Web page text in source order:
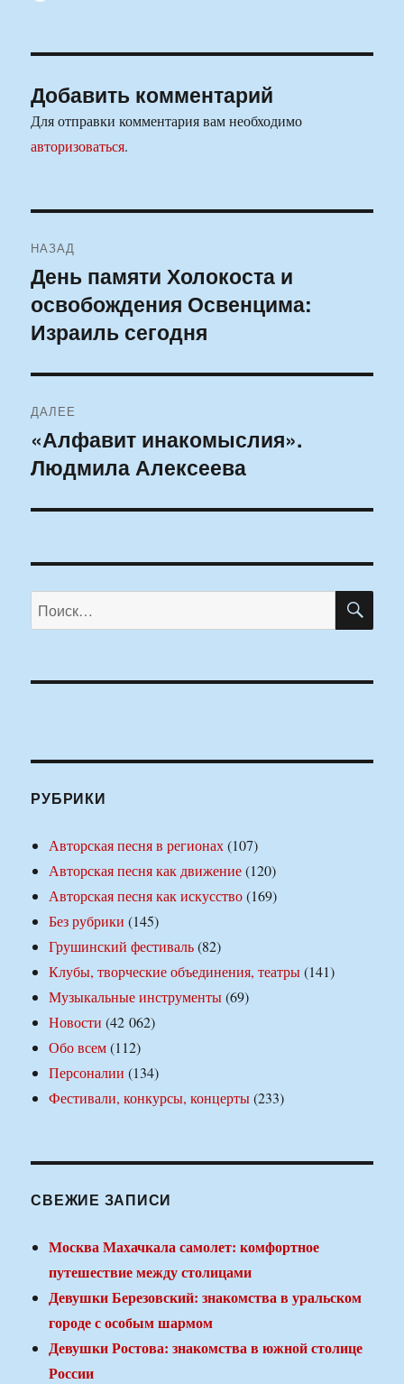
Добавить комментарий
Для отправки комментария вам необходимо
авторизоваться.
по
записям
НАЗАД
Предыдущая
запись:
День памяти Холокоста и
освобождения Освенцима:
Израиль сегодня
ДАЛЕЕ
Следующая
запись:
«Алфавит инакомыслия».
Людмила Алексеева
Искать:
РУБРИКИ
Авторская песня в регионах(107)
Авторская песня как движение(120)
Авторская песня как искусство(169)
Без рубрики (145)
Грушинский фестиваль(82)
Клубы, творческие объединения, театры(141)
Музыкальные инструменты(69)
Новости (42 062)
Обо всем(112)
Персоналии (134)
Фестивали, конкурсы, концерты(233)
СВЕЖИЕ ЗАПИСИ
Москва Махачкала самолет: комфортное
путешествие между столицами
Девушки Березовский: знакомства в уральском
городе с особым шармом
Девушки Ростова: знакомства в южной столице
России